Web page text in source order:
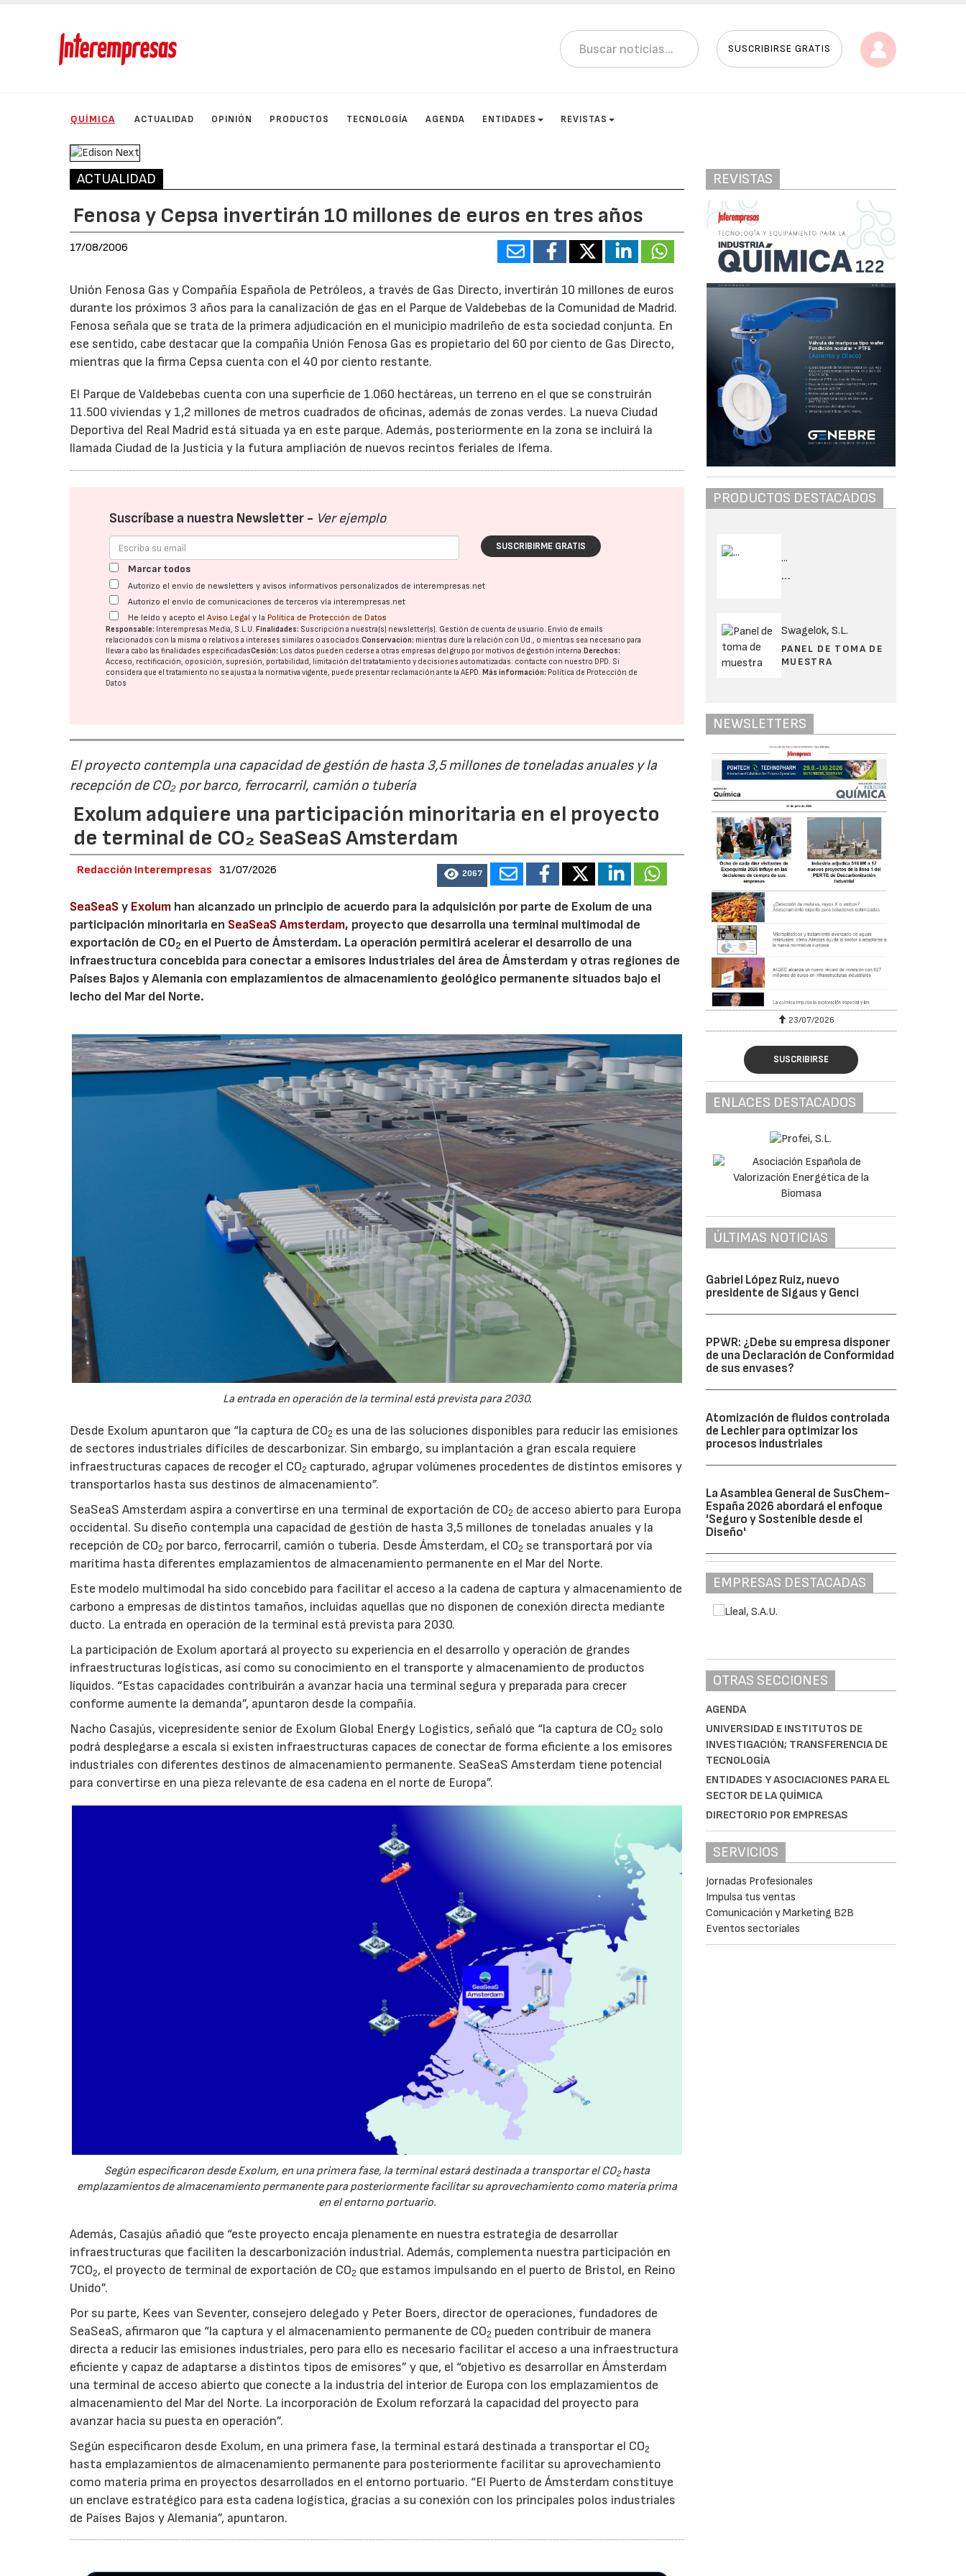
SUSCRIBIRSE GRATIS
QUÍMICA ACTUALIDAD OPINIÓN PRODUCTOS TECNOLOGÍA AGENDA ENTIDADES REVISTAS
ACTUALIDAD
Fenosa y Cepsa invertirán 10 millones de euros en tres años
17/08/2006
Unión Fenosa Gas y Compañía Española de Petróleos, a través de Gas Directo, invertirán 10 millones de euros
durante los próximos 3 años para la canalización de gas en el Parque de Valdebebas de la Comunidad de Madrid.
Fenosa señala que se trata de la primera adjudicación en el municipio madrileño de esta sociedad conjunta. En
ese sentido, cabe destacar que la compañía Unión Fenosa Gas es propietario del 60 por ciento de Gas Directo,
mientras que la firma Cepsa cuenta con el 40 por ciento restante.
El Parque de Valdebebas cuenta con una superficie de 1.060 hectáreas, un terreno en el que se construirán
11.500 viviendas y 1,2 millones de metros cuadrados de oficinas, además de zonas verdes. La nueva Ciudad
Deportiva del Real Madrid está situada ya en este parque. Además, posteriormente en la zona se incluirá la
llamada Ciudad de la Justicia y la futura ampliación de nuevos recintos feriales de Ifema.
Suscríbase a nuestra Newsletter - Ver ejemplo
SUSCRIBIRME GRATIS
Marcar todos
Autorizo el envío de newsletters y avisos informativos personalizados de interempresas.net
Autorizo el envío de comunicaciones de terceros vía interempresas.net
He leído y acepto elAviso Legal y la Política de Protección de Datos
Responsable: Interempresas Media, S.L.U. Finalidades: Suscripción a nuestra(s) newsletter(s). Gestión de cuenta de usuario. Envío de emails
relacionados con la misma o relativos a intereses similares o asociados.Conservación: mientras dure la relación con Ud., o mientras sea necesario para
llevar a cabo las finalidades especificadasCesión: Los datos pueden cederse a otras empresas del grupo por motivos de gestión interna. Derechos:
Acceso, rectificación, oposición, supresión, portabilidad, limitación del tratatamiento y decisiones automatizadas: contacte con nuestro DPD. Si
considera que el tratamiento no se ajusta a la normativa vigente, puede presentar reclamación ante laAEPD. Más información: Política de Protección de
Datos
El proyecto contempla una capacidad de gestión de hasta 3,5 millones de toneladas anuales y la
recepción de CO₂ por barco, ferrocarril, camión o tubería
Exolum adquiere una participación minoritaria en el proyecto
de terminal de CO₂ SeaSeaS Amsterdam
Redacción Interempresas 31/07/2026 2067
SeaSeaSy Exolum han alcanzado un principio de acuerdo para la adquisición por parte de Exolum de una
participación minoritaria en SeaSeaS Amsterdam, proyecto que desarrolla una terminal multimodal de
exportación de CO2 en el Puerto de Ámsterdam. La operación permitirá acelerar el desarrollo de una
infraestructura concebida para conectar a emisores industriales del área de Ámsterdam y otras regiones de
Países Bajos y Alemania con emplazamientos de almacenamiento geológico permanente situados bajo el
lecho del Mar del Norte.
La entrada en operación de la terminal está prevista para 2030.
Desde Exolum apuntaron que “la captura de CO2 es una de las soluciones disponibles para reducir las emisiones
de sectores industriales difíciles de descarbonizar. Sin embargo, su implantación a gran escala requiere
infraestructuras capaces de recoger el CO2 capturado, agrupar volúmenes procedentes de distintos emisores y
transportarlos hasta sus destinos de almacenamiento”.
SeaSeaS Amsterdam aspira a convertirse en una terminal de exportación de CO2 de acceso abierto para Europa
occidental. Su diseño contempla una capacidad de gestión de hasta 3,5 millones de toneladas anuales y la
recepción de CO2 por barco, ferrocarril, camión o tubería. Desde Ámsterdam, el CO2 se transportará por vía
marítima hasta diferentes emplazamientos de almacenamiento permanente en el Mar del Norte.
Este modelo multimodal ha sido concebido para facilitar el acceso a la cadena de captura y almacenamiento de
carbono a empresas de distintos tamaños, incluidas aquellas que no disponen de conexión directa mediante
ducto. La entrada en operación de la terminal está prevista para 2030.
La participación de Exolum aportará al proyecto su experiencia en el desarrollo y operación de grandes
infraestructuras logísticas, así como su conocimiento en el transporte y almacenamiento de productos
líquidos. “Estas capacidades contribuirán a avanzar hacia una terminal segura y preparada para crecer
conforme aumente la demanda”, apuntaron desde la compañía.
Nacho Casajús, vicepresidente senior de Exolum Global Energy Logistics, señaló que “la captura de CO2 solo
podrá desplegarse a escala si existen infraestructuras capaces de conectar de forma eficiente a los emisores
industriales con diferentes destinos de almacenamiento permanente. SeaSeaS Amsterdam tiene potencial
para convertirse en una pieza relevante de esa cadena en el norte de Europa”.
Según especificaron desde Exolum, en una primera fase, la terminal estará destinada a transportar el CO2hasta
emplazamientos de almacenamiento permanente para posteriormente facilitar su aprovechamiento como materia prima
en el entorno portuario.
Además, Casajús añadió que “este proyecto encaja plenamente en nuestra estrategia de desarrollar
infraestructuras que faciliten la descarbonización industrial. Además, complementa nuestra participación en
7CO2, el proyecto de terminal de exportación de CO2 que estamos impulsando en el puerto de Bristol, en Reino
Unido”.
Por su parte, Kees van Seventer, consejero delegado y Peter Boers, director de operaciones, fundadores de
SeaSeaS, afirmaron que “la captura y el almacenamiento permanente de CO2 pueden contribuir de manera
directa a reducir las emisiones industriales, pero para ello es necesario facilitar el acceso a una infraestructura
eficiente y capaz de adaptarse a distintos tipos de emisores” y que, el “objetivo es desarrollar en Ámsterdam
una terminal de acceso abierto que conecte a la industria del interior de Europa con los emplazamientos de
almacenamiento del Mar del Norte. La incorporación de Exolum reforzará la capacidad del proyecto para
avanzar hacia su puesta en operación”.
Según especificaron desde Exolum, en una primera fase, la terminal estará destinada a transportar el CO2
hasta emplazamientos de almacenamiento permanente para posteriormente facilitar su aprovechamiento
como materia prima en proyectos desarrollados en el entorno portuario. “El Puerto de Ámsterdam constituye
un enclave estratégico para esta cadena logística, gracias a su conexión con los principales polos industriales
de Países Bajos y Alemania”, apuntaron.
REVISTAS
PRODUCTOS DESTACADOS
...
...
Swagelok, S.L.
PANEL DE TOMA DE
MUESTRA
NEWSLETTERS
23/07/2026
SUSCRIBIRSE
ENLACES DESTACADOS
ÚLTIMAS NOTICIAS
Gabriel López Ruiz, nuevo
presidente de Sigaus y Genci
PPWR: ¿Debe su empresa disponer
de una Declaración de Conformidad
de sus envases?
Atomización de fluidos controlada
de Lechler para optimizar los
procesos industriales
La Asamblea General de SusChem-
España 2026 abordará el enfoque
'Seguro y Sostenible desde el
Diseño'
EMPRESAS DESTACADAS
OTRAS SECCIONES
AGENDA
UNIVERSIDAD E INSTITUTOS DE
INVESTIGACIÓN; TRANSFERENCIA DE
TECNOLOGÍA
ENTIDADES Y ASOCIACIONES PARA EL
SECTOR DE LA QUÍMICA
DIRECTORIO POR EMPRESAS
SERVICIOS
Jornadas Profesionales
Impulsa tus ventas
Comunicación y Marketing B2B
Eventos sectoriales